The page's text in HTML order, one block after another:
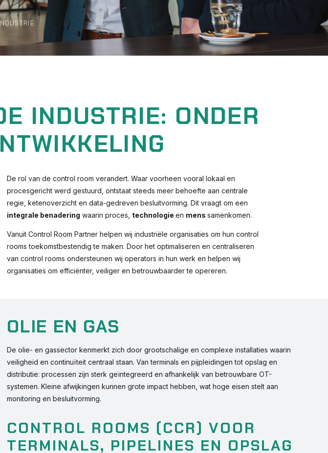
INDUSTRIE: ONDER
De rol van de control room verandert. Waar voorheen vooral lokaal en
procesgericht werd gestuurd, ontstaat steeds meer behoefte aan centrale
regie, ketenoverzicht en data-gedreven besluitvorming. Dit vraagt om een
integrale benadering waarin proces, technologie en mens samenkomen.
Vanuit Control Room Partner helpen wij industriële organisaties om hun control
rooms toekomstbestendig te maken. Door het optimaliseren en centraliseren
van control rooms ondersteunen wij operators in hun werk en helpen wij
organisaties om efficiënter, veiliger en betrouwbaarder te opereren.
OLIE EN GAS
De olie- en gassector kenmerkt zich door grootschalige en complexe installaties waarin
veiligheid en continuïteit centraal staan. Van terminals en pijpleidingen tot opslag en
distributie: processen zijn sterk geïntegreerd en afhankelijk van betrouwbare OT-
systemen. Kleine afwijkingen kunnen grote impact hebben, wat hoge eisen stelt aan
monitoring en besluitvorming.
CONTROL ROOMS (CCR) VOOR
TERMINALS, PIPELINES EN OPSLAG